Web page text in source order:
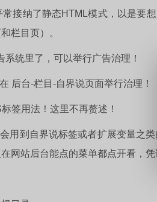
接纳了静态HTML模式，以是要
栏目页）。
统里了，可以举行广告治理！
后台-栏目-自界说页面举行治理！
签用法！这里不再赘述！
用到自界说标签或者扩展变量之
网站后台能点的菜单都点开看，